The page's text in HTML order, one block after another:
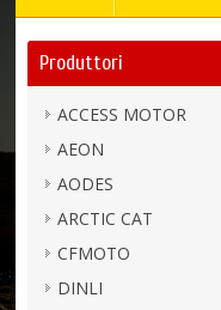
Produttori
ACCESS MOTOR
AEON
AODES
ARCTIC CAT
CFMOTO
DINLI